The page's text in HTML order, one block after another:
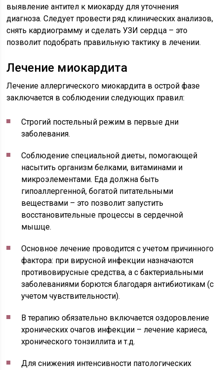
выявление антител к миокарду для уточнения
диагноза. Следует провести ряд клинических анализов,
снять кардиограмму и сделать УЗИ сердца – это
позволит подобрать правильную тактику в лечении.
Лечение миокардита
Лечение аллергического миокардита в острой фазе
заключается в соблюдении следующих правил:
Строгий постельный режим в первые дни
заболевания.
Соблюдение специальной диеты, помогающей
насытить организм белками, витаминами и
микроэлементами. Еда должна быть
гипоаллергенной, богатой питательными
веществами – это позволит запустить
восстановительные процессы в сердечной
мышце.
Основное лечение проводится с учетом причинного
фактора: при вирусной инфекции назначаются
противовирусные средства, а с бактериальными
заболеваниями борются благодаря антибиотикам (с
учетом чувствительности).
В терапию обязательно включается оздоровление
хронических очагов инфекции – лечение кариеса,
хронического тонзиллита и т.д.
Для снижения интенсивности патологических